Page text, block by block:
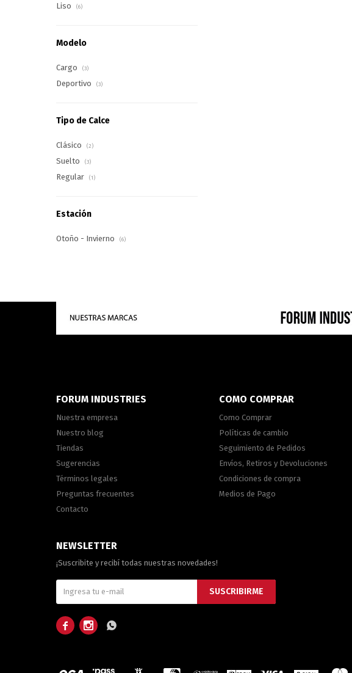
Liso (6)
Modelo
Cargo (3)
Deportivo (3)
Tipo de Calce
Clásico (2)
Suelto (3)
Regular (1)
Estación
Otoño - Invierno (6)
FORUM INDUSTRIES
Nuestra empresa
Nuestro blog
Tiendas
Sugerencias
Términos legales
Preguntas frecuentes
Contacto
COMO COMPRAR
Como Comprar
Políticas de cambio
Seguimiento de Pedidos
Envíos, Retiros y Devoluciones
Condiciones de compra
Medios de Pago
NEWSLETTER
¡Suscribite y recibí todas nuestras novedades!
SUSCRIBIRME
  